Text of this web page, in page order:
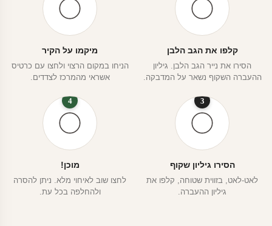
קלפו את הגב הלבן
הסירו את נייר הגב הלבן. גיליון
ההעברה השקוף נשאר על המדבקה.
מיקמו על הקיר
הניחו במקום הרצוי ולחצו עם כרטיס
אשראי מהמרכז לצדדים.
3
הסירו גיליון שקוף
לאט-לאט, בזווית שטוחה, קלפו את
גיליון ההעברה.
4
מוכן!
לחצו שוב לאיחוי מלא. ניתן להסרה
ולהחלפה בכל עת.